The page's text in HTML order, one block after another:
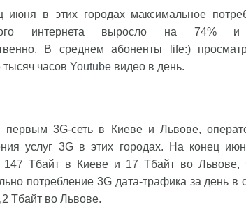
июня в этих городах максимальное
интернета выросло на 74%
В среднем абоненты life:)
тысяч часов Youtube видео в день.
первым 3G-сеть в Киеве и Львове,
услуг 3G в этих городах. На конец
147 Тбайт в Киеве и 17 Тбайт во Львове,
потребление 3G дата-трафика за день
Тбайт во Львове.